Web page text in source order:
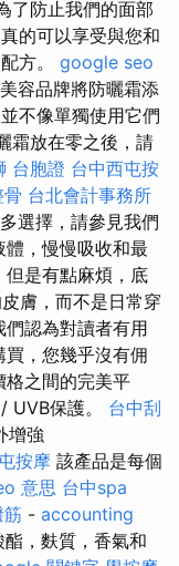
了防止我們的面部
的可以享受與您和
方。 google seo
容品牌將防曬霜添
不像單獨使用它們
霜放在零之後，請
台胞證 台中西屯按
台北會計事務所
選擇，請參見我們
，慢慢吸收和最
是有點麻煩，底
膚，而不是日常穿
認為對讀者有用
，您幾乎沒有佣
格之間的完美平
/ UVB保護。 台中刮
增強
按摩 該產品是每個
意思 台中spa
筋 - accounting
，麩質，香氣和